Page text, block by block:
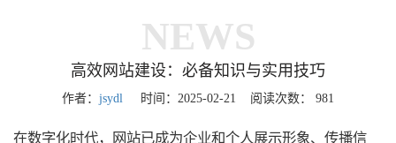
NEWS
高效网站建设：必备知识与实用技巧
作者： jsydl 时间：2025-02-21 阅读次数： 981
在数字化时代，网站已成为企业和个人展示形象、传播信